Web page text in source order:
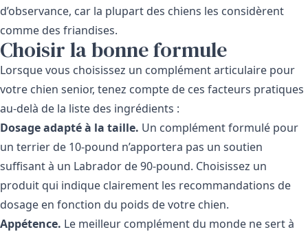
d’observance, car la plupart des chiens les considèrent
comme des friandises.
Choisir la bonne formule
Lorsque vous choisissez un complément articulaire pour
votre chien senior, tenez compte de ces facteurs pratiques
au-delà de la liste des ingrédients :
Dosage adapté à la taille. Un complément formulé pour
un terrier de 10-pound n’apportera pas un soutien
suffisant à un Labrador de 90-pound. Choisissez un
produit qui indique clairement les recommandations de
dosage en fonction du poids de votre chien.
Appétence. Le meilleur complément du monde ne sert à